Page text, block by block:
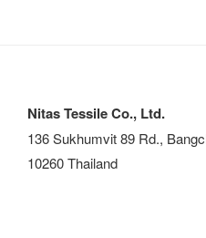
Nitas Tessile Co., Ltd.
136 Sukhumvit 89 Rd.,
10260 Thailand